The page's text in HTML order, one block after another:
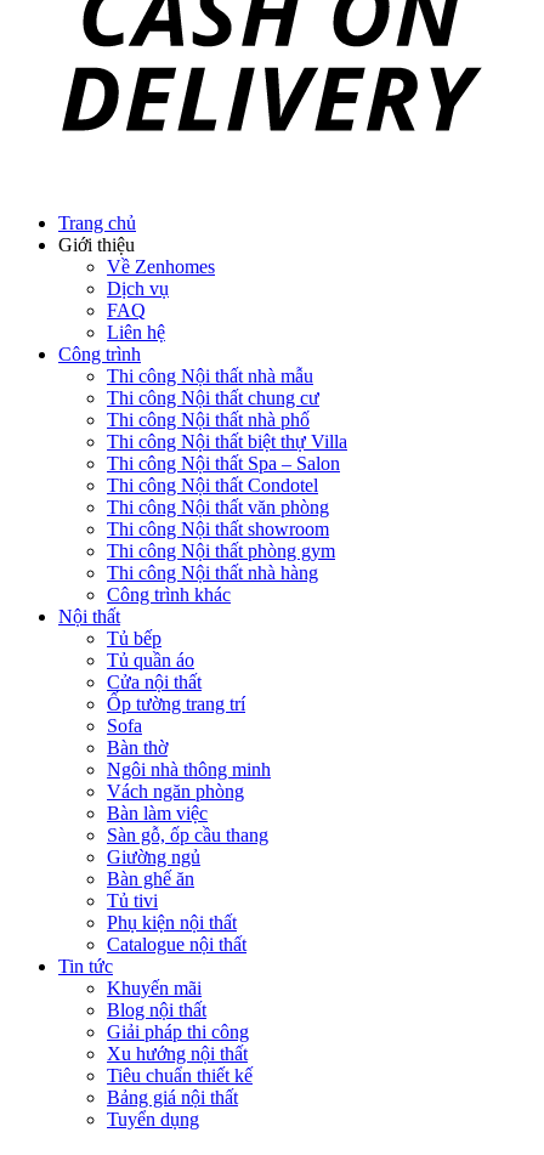
Trang chủ
Giới thiệu
Về Zenhomes
Dịch vụ
FAQ
Liên hệ
Công trình
Thi công Nội thất nhà mẫu
Thi công Nội thất chung cư
Thi công Nội thất nhà phố
Thi công Nội thất biệt thự Villa
Thi công Nội thất Spa – Salon
Thi công Nội thất Condotel
Thi công Nội thất văn phòng
Thi công Nội thất showroom
Thi công Nội thất phòng gym
Thi công Nội thất nhà hàng
Công trình khác
Nội thất
Tủ bếp
Tủ quần áo
Cửa nội thất
Ốp tường trang trí
Sofa
Bàn thờ
Ngôi nhà thông minh
Vách ngăn phòng
Bàn làm việc
Sàn gỗ, ốp cầu thang
Giường ngủ
Bàn ghế ăn
Tủ tivi
Phụ kiện nội thất
Catalogue nội thất
Tin tức
Khuyến mãi
Blog nội thất
Giải pháp thi công
Xu hướng nội thất
Tiêu chuẩn thiết kế
Bảng giá nội thất
Tuyển dụng